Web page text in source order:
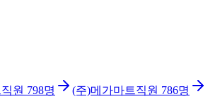
직원 798명 (주)메가마트직원 786명